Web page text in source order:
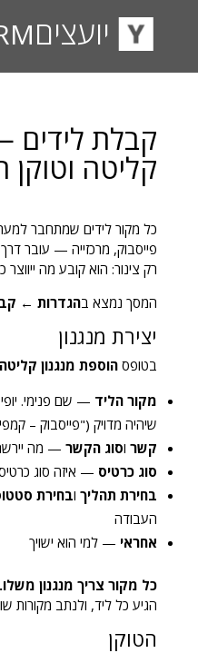
יועצים
קבלת לידים
קליטה
כל מקור לידים שמתחבר
פייסבוק, מרכזייה — עובר דרך
רק צינור: הוא קובע מה ייווצר
המסך נמצא בהגדרות ←
יצירת מנגנון
בטופס הוספת מנגנון
מקור הליד — שם פנימי.
שיהיה מדויק ("פייסבוק –
קשרוסוג הקשר— מה
סוג כרטיס — איזה סוג כרטיס
בחירת תהליךובחירת
העבודה
אחראי — למי הוא ישויך
כל מקור צריך מנגנון משלו.
הגיע כל ליד, ולנתב מקורות
הטוקן